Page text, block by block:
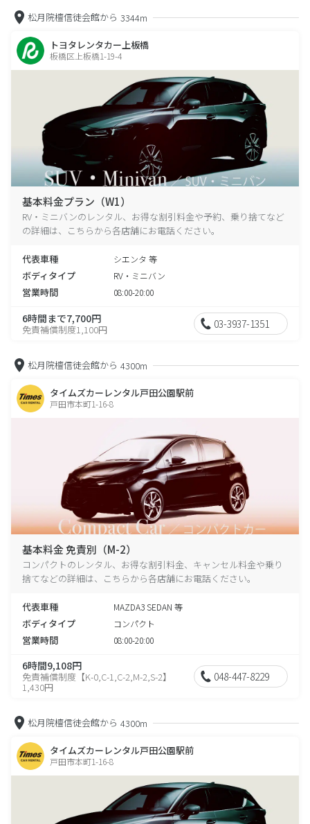
松月院檀信徒会館から 3344m
トヨタレンタカー上板橋
板橋区上板橋1-19-4
基本料金プラン（W1）
RV・ミニバンのレンタル、お得な割引料金や予約、乗り捨てなど
の詳細は、こちらから各店舗にお電話ください。
代表車種 シエンタ 等
ボディタイプ RV・ミニバン
営業時間 08:00-20:00
6時間まで7,700円
免責補償制度1,100円 03-3937-1351
松月院檀信徒会館から 4300m
タイムズカーレンタル戸田公園駅前
戸田市本町1-16-8
基本料金 免責別（M-2）
コンパクトのレンタル、お得な割引料金、キャンセル料金や乗り
捨てなどの詳細は、こちらから各店舗にお電話ください。
代表車種 MAZDA3 SEDAN 等
ボディタイプ コンパクト
営業時間 08:00-20:00
6時間9,108円
免責補償制度【K-0,C-1,C-2,M-2,S-2】
1,430円
048-447-8229
松月院檀信徒会館から 4300m
タイムズカーレンタル戸田公園駅前
戸田市本町1-16-8